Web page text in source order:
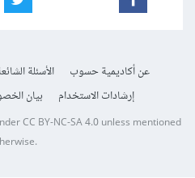
عن أكاديمية حسوب الأسئلة الشائعة
إرشادات الاستخدام
بيان
CC BY-NC-SA 4.0unless mentioned